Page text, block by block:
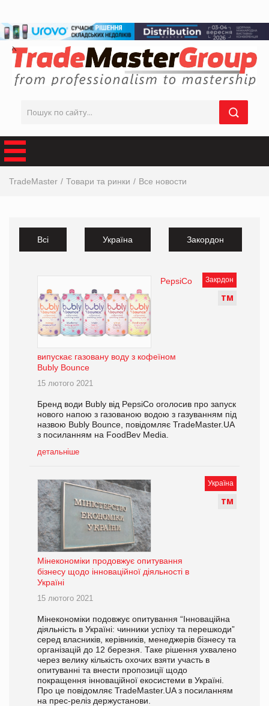
TradeMaster Товари та ринки Все новости
Всі Україна Закордон
Закрдон
ТМ
PepsiCo
випускає газовану воду з кофеїном
Bubly Bounce
15 лютого 2021
Бренд води Bubly від PepsiCo оголосив про запуск
нового напою з газованою водою з газуванням під
назвою Bubly Bounce, повідомляє TradeMaster.UA
з посиланням на FoodBev Media.
детальніше
Україна
ТМ
Мінекономіки продовжує опитування
бізнесу щодо інноваційної діяльності в
Україні
15 лютого 2021
Мінекономіки подовжує опитування “Інноваційна
діяльність в Україні: чинники успіху та перешкоди”
серед власників, керівників, менеджерів бізнесу та
організацій до 12 березня. Таке рішення ухвалено
через велику кількість охочих взяти участь в
опитуванні та внести пропозиції щодо
покращення інноваційної екосистеми в Україні.
Про це повідомляє TradeMaster.UA з посиланням
на прес-реліз держустанови.